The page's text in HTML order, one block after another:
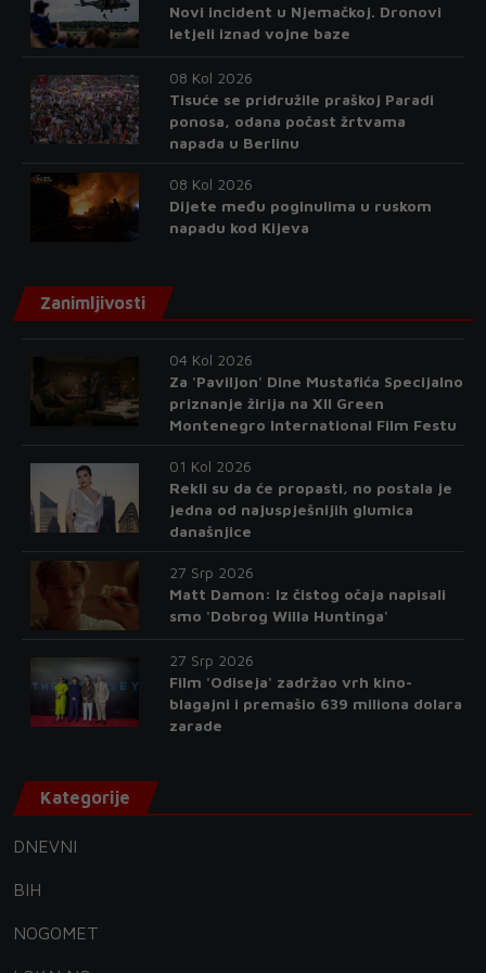
Novi incident u Njemačkoj. Dronovi
letjeli iznad vojne baze
08 Kol 2026
Tisuće se pridružile praškoj Paradi
ponosa, odana počast žrtvama
napada u Berlinu
08 Kol 2026
Dijete među poginulima u ruskom
napadu kod Kijeva
Zanimljivosti
04 Kol 2026
Za 'Paviljon' Dine Mustafića Specijalno
priznanje žirija na XII Green
Montenegro International Film Festu
01 Kol 2026
Rekli su da će propasti, no postala je
jedna od najuspješnijih glumica
današnjice
27 Srp 2026
Matt Damon: Iz čistog očaja napisali
smo 'Dobrog Willa Huntinga'
27 Srp 2026
Film 'Odiseja' zadržao vrh kino-
blagajni i premašio 639 miliona dolara
zarade
Kategorije
DNEVNI
BIH
NOGOMET